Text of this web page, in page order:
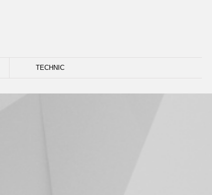
TECHNIC